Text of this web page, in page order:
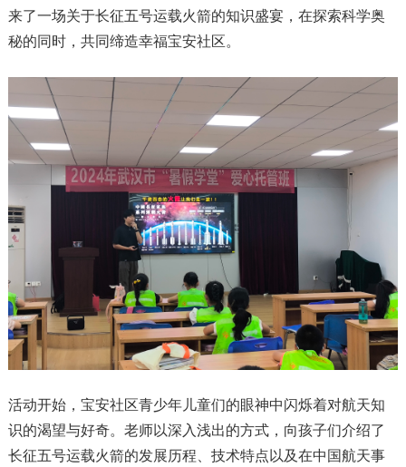
来了一场关于长征五号运载火箭的知识盛宴，在探索科学奥
秘的同时，共同缔造幸福宝安社区。
活动开始，宝安社区青少年儿童们的眼神中闪烁着对航天知
识的渴望与好奇。老师以深入浅出的方式，向孩子们介绍了
长征五号运载火箭的发展历程、技术特点以及在中国航天事